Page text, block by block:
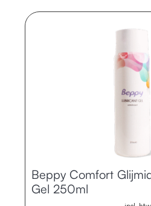
Beppy Comfort
Gel 250ml